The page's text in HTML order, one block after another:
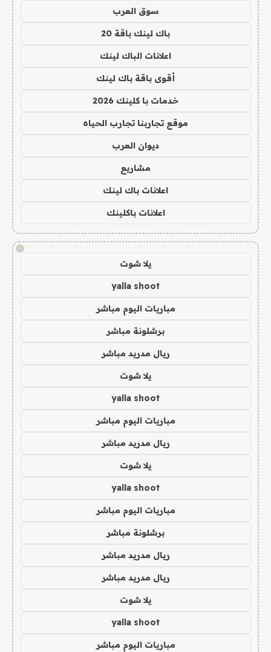
سوق العرب
باك لينك باقة 20
اعلانات الباك لينك
أقوى باقة باك لينك
خدمات با كلينك 2026
موقع تجاربنا تجارب الحياه
ديوان العرب
مشاريع
اعلانات باك لينك
اعلانات باكلينك
!
يلا شوت
yalla shoot
مباريات اليوم مباشر
برشلونة مباشر
ريال مدريد مباشر
يلا شوت
yalla shoot
مباريات اليوم مباشر
ريال مدريد مباشر
يلا شوت
yalla shoot
مباريات اليوم مباشر
برشلونة مباشر
ريال مدريد مباشر
ريال مدريد مباشر
يلا شوت
yalla shoot
مباريات اليوم مباشر